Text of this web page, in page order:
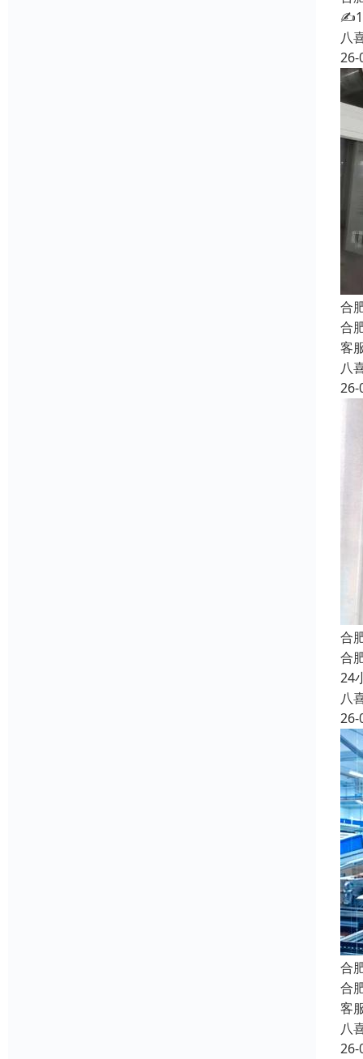
八
26-
合
合
客
八
26-
合
合
24
八
26-
合
合
客
八
26-